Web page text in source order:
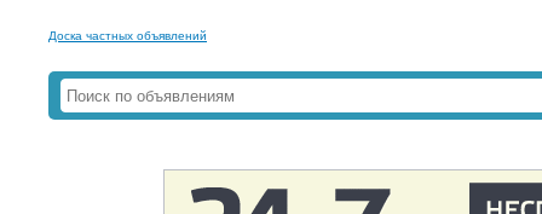
Доска частных объявлений